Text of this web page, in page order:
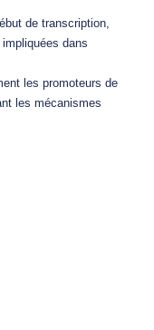
de transcription,
dans
les promoteurs de
les mécanismes